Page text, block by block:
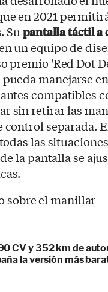
en 2021
Su pantalla táctil a
un equipo de
premio 'Red Dot
manejarse
compatibles
sin retirar las
separada.
las
la pantalla se
CV y 352 km de
la versión más